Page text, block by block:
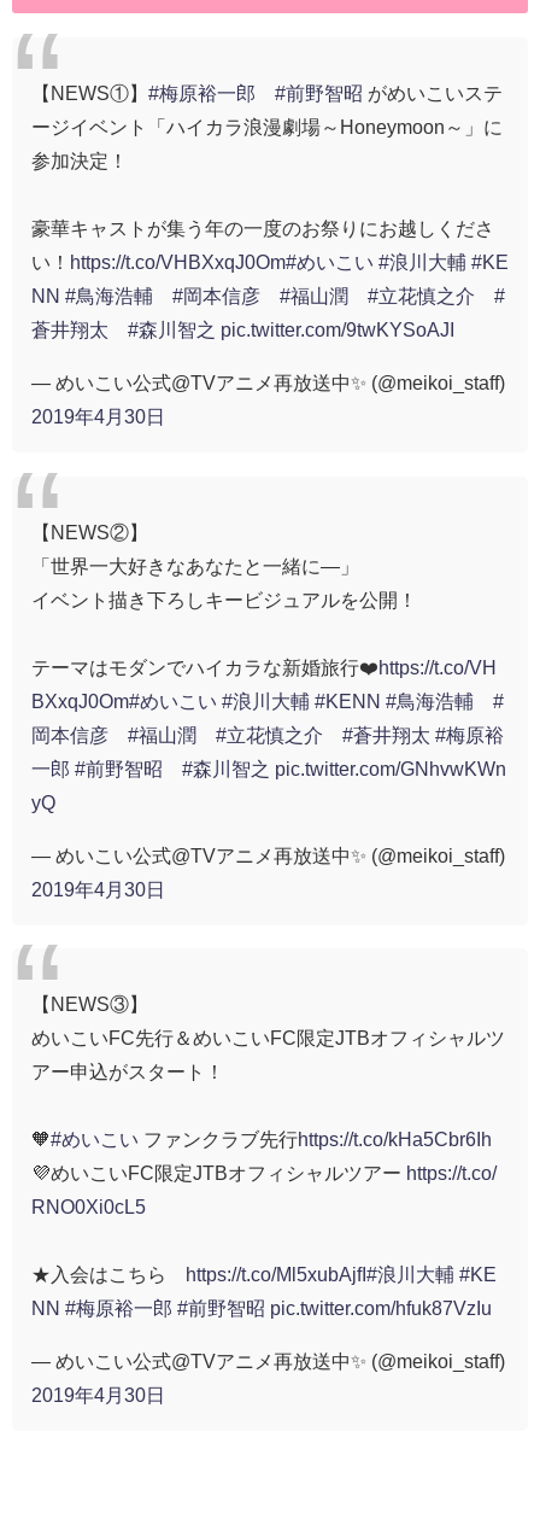
【NEWS①】 #梅原裕一郎 #前野智昭 がめいこいステ
ージイベント「ハイカラ浪漫劇場～Honeymoon～」に
参加決定！
豪華キャストが集う年の一度のお祭りにお越しくださ
い！ https://t.co/VHBXxqJ0Om#めいこい #浪川大輔 #KE
NN #鳥海浩輔 #岡本信彦 #福山潤 #立花慎之介
#
蒼井翔太
#森川智之 pic.twitter.com/9twKYSoAJI
— めいこい公式@TVアニメ再放送中✨ (@meikoi_staff)
2019年4月30日
【NEWS②】
「世界一大好きなあなたと一緒に―」
イベント描き下ろしキービジュアルを公開！
テーマはモダンでハイカラな新婚旅行❤️https://t.co/VH
BXxqJ0Om#めいこい #浪川大輔 #KENN #鳥海浩輔
#
岡本信彦
#福山潤 #立花慎之介 #蒼井翔太 #梅原裕
一郎 #前野智昭 #森川智之 pic.twitter.com/GNhvwKWn
yQ
— めいこい公式@TVアニメ再放送中✨ (@meikoi_staff)
2019年4月30日
【NEWS③】
めいこいFC先行＆めいこいFC限定JTBオフィシャルツ
アー申込がスタート！
🧡#めいこい ファンクラブ先行https://t.co/kHa5Cbr6Ih
💜めいこいFC限定JTBオフィシャルツアー https://t.co/
RNO0Xi0cL5
★入会はこちら https://t.co/Ml5xubAjfI#浪川大輔 #KE
NN #梅原裕一郎 #前野智昭 pic.twitter.com/hfuk87VzIu
— めいこい公式@TVアニメ再放送中✨ (@meikoi_staff)
2019年4月30日